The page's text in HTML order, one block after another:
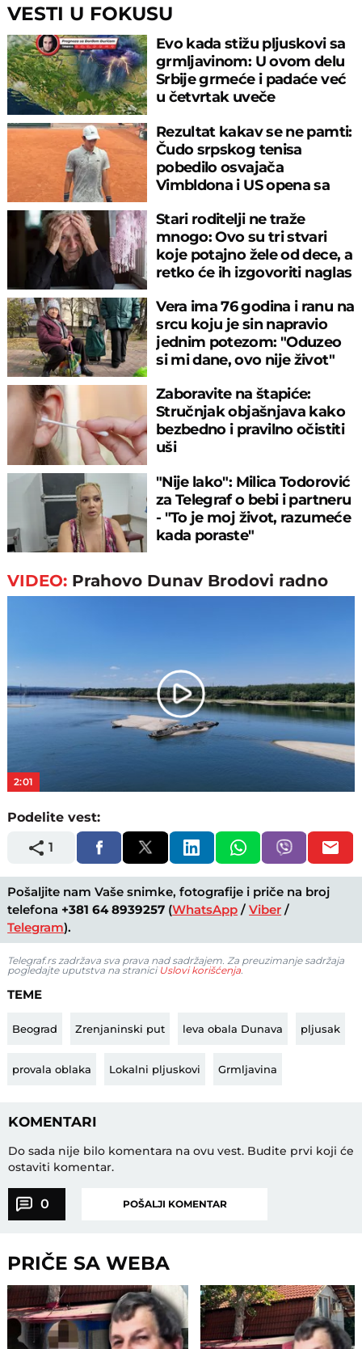
VESTI U FOKUSU
Evo kada stižu pljuskovi sa
grmljavinom: U ovom delu
Srbije grmeće i padaće već
u četvrtak uveče
Rezultat kakav se ne pamti:
Čudo srpskog tenisa
pobedilo osvajača
Vimbldona i US opena sa
Stari roditelji ne traže
mnogo: Ovo su tri stvari
koje potajno žele od dece, a
retko će ih izgovoriti naglas
Vera ima 76 godina i ranu na
srcu koju je sin napravio
jednim potezom: "Oduzeo
si mi dane, ovo nije život"
Zaboravite na štapiće:
Stručnjak objašnjava kako
bezbedno i pravilno očistiti
uši
"Nije lako": Milica Todorović
za Telegraf o bebi i partneru
- "To je moj život, razumeće
kada poraste"
VIDEO: Prahovo Dunav Brodovi radno
Play
Video
2:01
Podelite vest:
1
Pošaljite nam Vaše snimke, fotografije i priče na broj
telefona +381 64 8939257 (WhatsApp /Viber /
Telegram).
Telegraf.rs zadržava sva prava nad sadržajem. Za preuzimanje sadržaja
pogledajte uputstva na stranici Uslovi korišćenja.
TEME
Beograd Zrenjaninski put leva obala Dunava pljusak
provala oblaka Lokalni pljuskovi Grmljavina
KOMENTARI
Do sada nije bilo komentara na ovu vest. Budite prvi koji će
ostaviti komentar.
0 POŠALJI KOMENTAR
PRIČE SA WEBA